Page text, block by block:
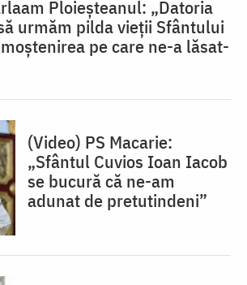
Ploieșteanul: „Datoria
urmăm pilda vieții Sfântului
pe care ne-a lăsat-
(Video) PS Macarie:
„Sfântul Cuvios Ioan Iacob
se bucură că ne-am
adunat de pretutindeni”